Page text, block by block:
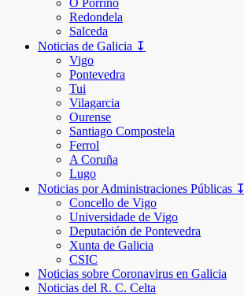
O Porriño
Redondela
Salceda
Noticias de Galicia ↧
Vigo
Pontevedra
Tui
Vilagarcia
Ourense
Santiago Compostela
Ferrol
A Coruña
Lugo
Noticias por Administraciones Públicas ↧
Concello de Vigo
Universidade de Vigo
Deputación de Pontevedra
Xunta de Galicia
CSIC
Noticias sobre Coronavirus en Galicia
Noticias del R. C. Celta